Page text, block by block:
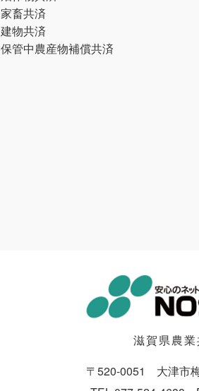
家畜共済
建物共済
保管中農産物補償共済
滋賀県農
〒520-0051 大津市